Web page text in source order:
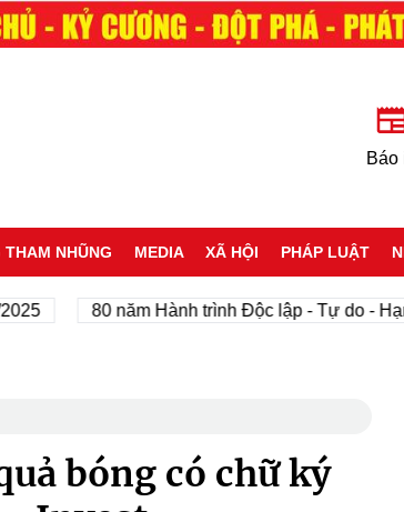
Báo
THAM NHŨNG MEDIA XÃ HỘI PHÁP LUẬT
80 năm Hành trình Độc lập - Tự do - Hạnh
bóng có chữ ký